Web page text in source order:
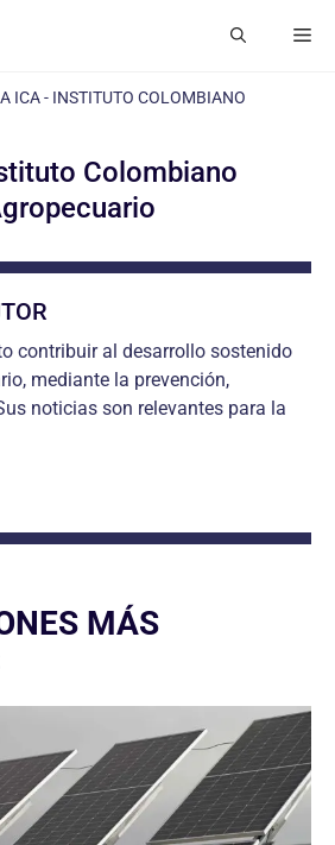
ICA - INSTITUTO COLOMBIANO
Colombiano
contribuir al desarrollo sostenido
mediante la prevención,
noticias son relevantes para la
MÁS